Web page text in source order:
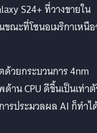
S24+ ที่วางขายใน
ขณะที่โซนอเมริกาเหนื
วยกระบวนการ 4nm
าน CPU ดีขึ้นเป็นเท่า
ารประมวลผล AI ก็ทำ